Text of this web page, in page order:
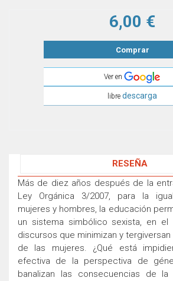
6,00 €
Comprar
Ver en
libre descarga
RESEÑA
Más de diez años después de la
Ley Orgánica 3/2007, para la
mujeres y hombres, la educación
un sistema simbólico sexista, en el
discursos que minimizan y
de las mujeres. ¿Qué está
efectiva de la perspectiva de
banalizan las consecuencias de